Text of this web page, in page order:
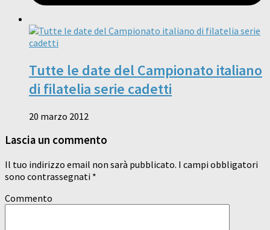
Tutte le date del Campionato italiano
di filatelia serie cadetti
20 marzo 2012
Lascia un commento
Il tuo indirizzo email non sarà pubblicato. I campi obbligatori
sono contrassegnati *
Commento